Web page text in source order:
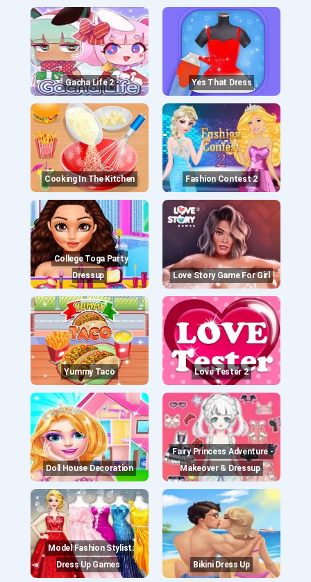
Gacha Life 2 Yes That Dress
Cooking In The Kitchen Fashion Contest 2
College Toga Party
Dressup
Love Story Game For Girl
Yummy Taco Love Tester 2
Doll House Decoration
Fairy Princess Adventure -
Makeover & Dressup
Model Fashion Stylist:
Dress Up Games
Bikini Dress Up